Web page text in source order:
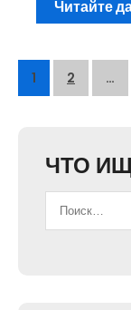
Читайте
1 2 …
ЧТО